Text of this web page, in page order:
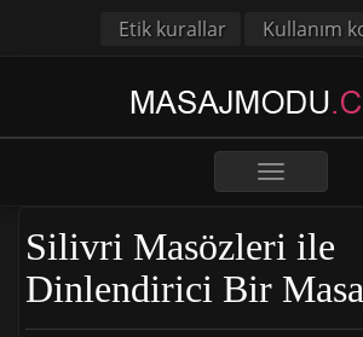
Etik kurallar Kullanım
Toggle
Silivri Masözleri ile
Dinlendirici Bir